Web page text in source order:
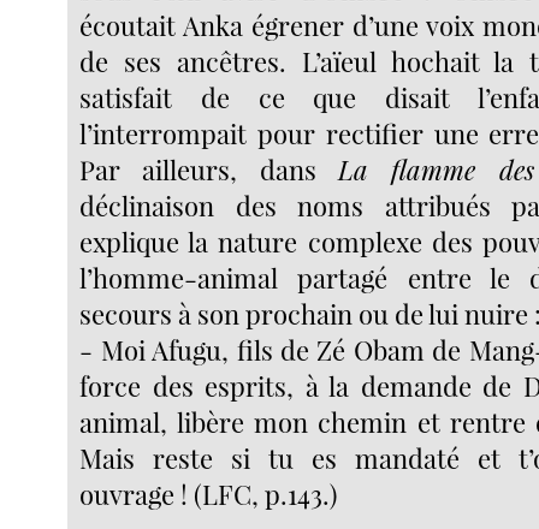
écoutait Anka égrener d’une voix
de ses ancêtres. L’aïeul hochait la
satisfait de ce que disait
l’interrompait pour rectifier une
Par ailleurs, dans La flamme
déclinaison des noms attribués
explique la nature complexe des
l’homme-animal partagé entre
secours à son prochain ou de lui nuire
- Moi Afugu, fils de Zé Obam de
force des esprits, à la demande de
animal, libère mon chemin et rentre
Mais reste si tu es mandaté et
ouvrage ! (LFC, p.143.)